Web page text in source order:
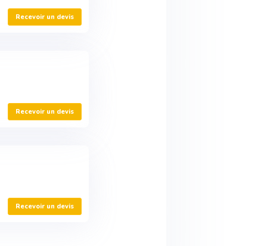
Recevoir un devis
Recevoir un devis
Recevoir un devis